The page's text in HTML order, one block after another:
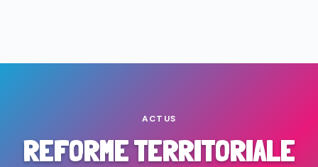
ACTUS
REFORME TERRITORIALE